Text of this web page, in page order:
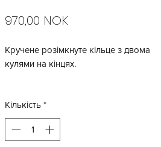
970,00 NOKЦіна
Кручене розімкнуте кільце з двома
кулями на кінцях.
Розмір - 51/52
Кількість *